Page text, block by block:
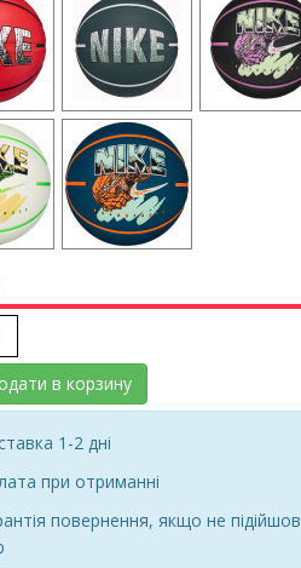
в корзину
1-2 дні
при отриманні
повернення, якщо не підійшов